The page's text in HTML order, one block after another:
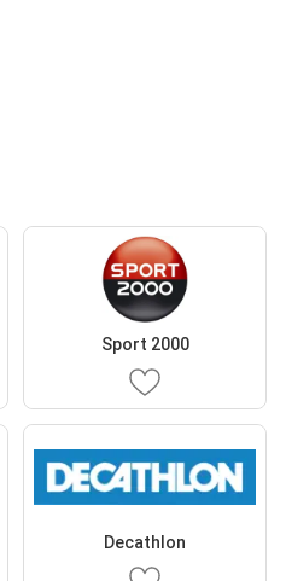
Sport 2000
Decathlon